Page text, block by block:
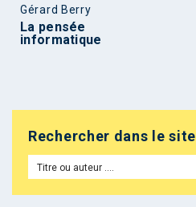
Gérard Berry
La pensée
informatique
Rechercher dans le site